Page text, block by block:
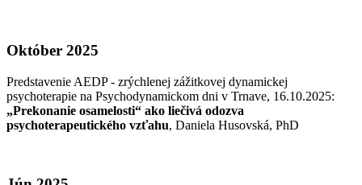
Október 2025
Predstavenie AEDP - zrýchlenej zážitkovej dynamickej
psychoterapie na Psychodynamickom dni v Trnave, 16.10.2025:
„Prekonanie osamelosti“ ako liečivá odozva
psychoterapeutického vzťahu, Daniela Husovská, PhD